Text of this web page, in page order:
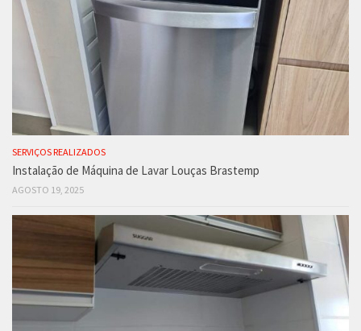
SERVIÇOS REALIZADOS
Instalação de Máquina de Lavar Louças Brastemp
AGOSTO 19, 2025